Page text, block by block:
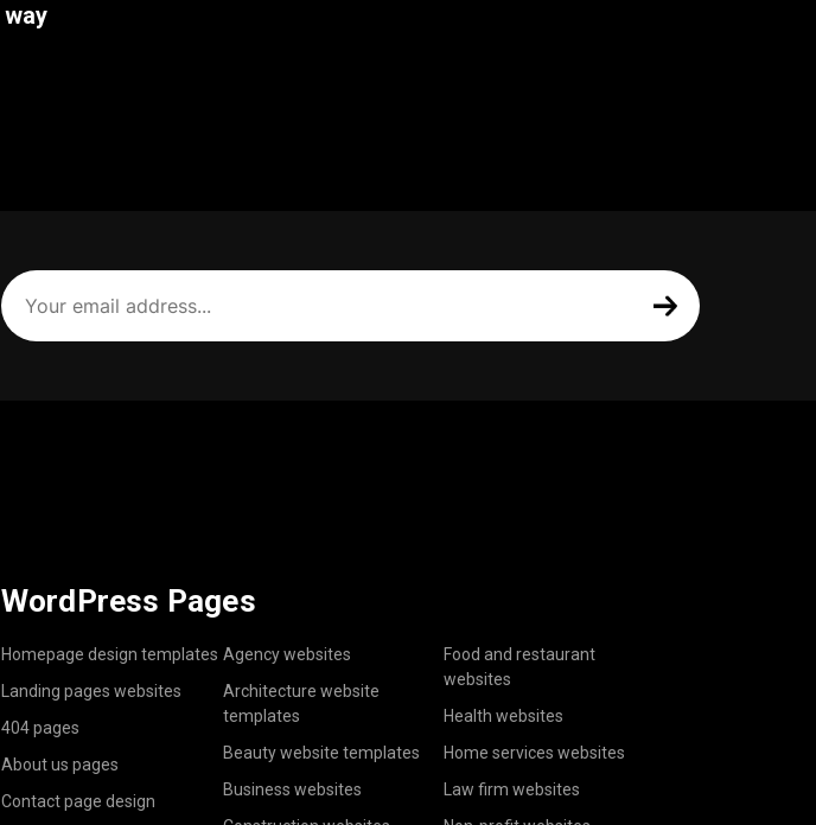
way
Your
email
address
(Required)
WordPress Pages
Homepage design templates
Landing pages websites
404 pages
About us pages
Contact page design
Agency websites
Architecture website
templates
Beauty website templates
Business websites
Food and restaurant
websites
Health websites
Home services websites
Law firm websites